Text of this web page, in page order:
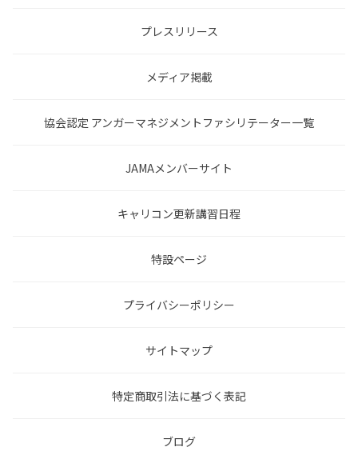
プレスリリース
メディア掲載
協会認定 アンガーマネジメントファシリテーター一覧
JAMAメンバーサイト
キャリコン更新講習日程
特設ページ
プライバシーポリシー
サイトマップ
特定商取引法に基づく表記
ブログ